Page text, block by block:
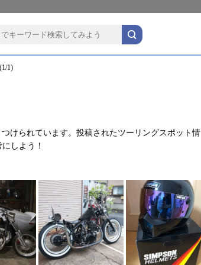
1)
けられています。投稿されたツーリングスポット情
しよう！